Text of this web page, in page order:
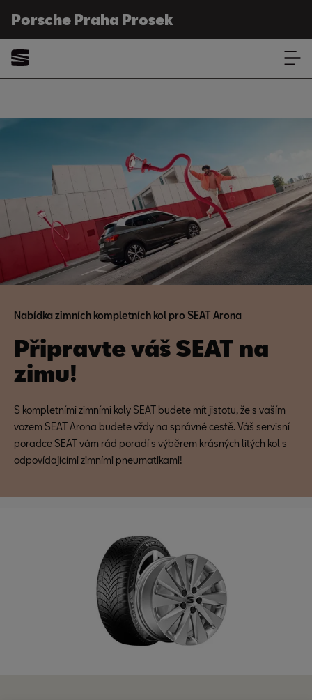
Porsche Praha Prosek
Porsche Praha Prosek
Nabídka zimních kompletních kol pro SEAT Arona
Připravte váš SEAT na
zimu!
S kompletními zimními koly SEAT budete mít jistotu, že s vaším
vozem SEAT Arona budete vždy na správné cestě. Váš servisní
poradce SEAT vám rád poradí s výběrem krásných litých kol s
odpovídajícími zimními pneumatikami!